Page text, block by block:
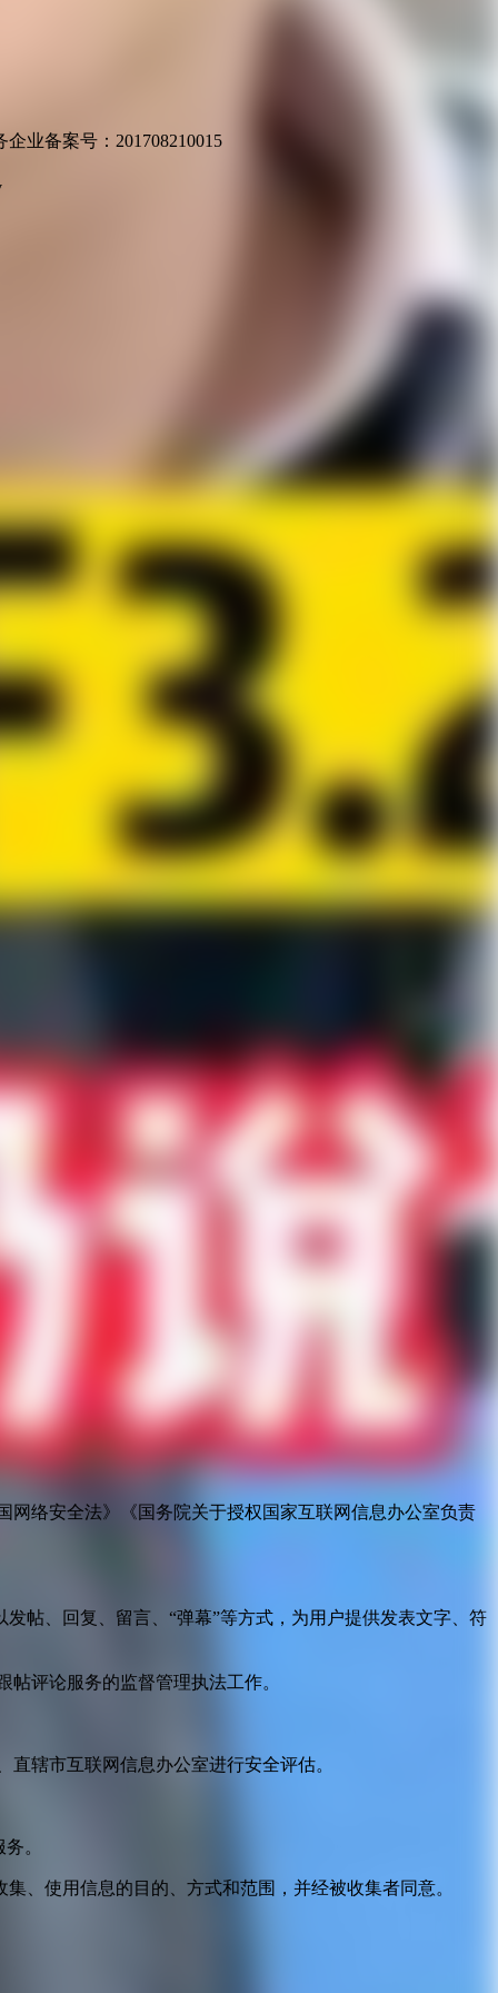
业备案号：201708210015
络安全法》《国务院关于授权国家互联网信息办公室负责
帖、回复、留言、“弹幕”等方式，为用户提供发表文字、符
评论服务的监督管理执法工作。
辖市互联网信息办公室进行安全评估。
。
、使用信息的目的、方式和范围，并经被收集者同意。